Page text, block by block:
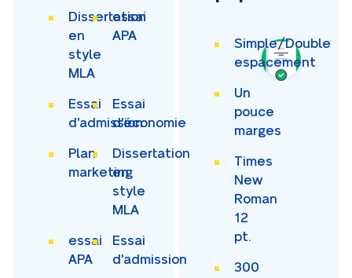
Dissertation
en
style
MLA
essai
APA
Essai
d'admission
Essai
d'économie
Plan
marketing
Dissertation
en
style
MLA
essai
APA
Essai
d'admission
Simple/Double
espacement
Un
pouce
marges
Times
New
Roman
12
pt.
300